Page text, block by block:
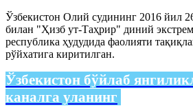
Ўзбекистон Олий судининг 2016 йил
билан "Ҳизб ут-Таҳрир" диний
республика ҳудудида фаолияти
рўйхатига киритилган.
Ўзбекистон бўйлаб
каналга уланинг